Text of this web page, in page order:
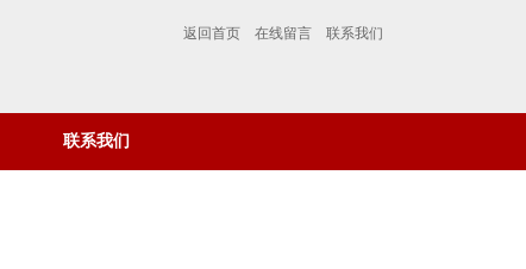
返回首页 在线留言 联系我们
联系我们